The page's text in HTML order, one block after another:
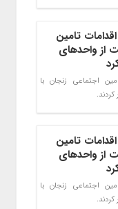
اقدامات تامین
از واحدهای
اجتماعی زنجان با
کردند.
اقدامات تامین
از واحدهای
اجتماعی زنجان با
کردند.